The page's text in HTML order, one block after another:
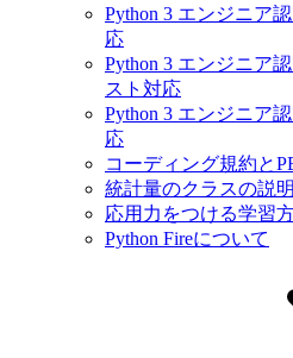
Python 3 エンジニア
応
Python 3 エンジニア
スト対応
Python 3 エンジニア
応
コーディング規約と
統計量のクラスの説明
応用力をつける学習
Python Fireについて